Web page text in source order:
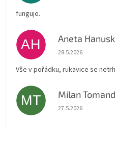
funguje.
AH Aneta
Hodnocení
28.5.2026
Vše v pořádku, rukavice se
MT Milan
Hodnocení
27.5.2026